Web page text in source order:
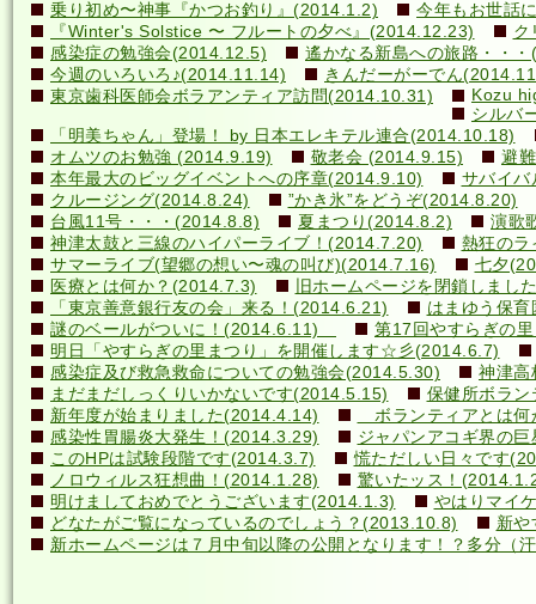
乗り初め〜神事『かつお釣り』(2014.1.2)
今年もお世話
『Winter's Solstice 〜 フルートの夕べ』(2014.12.23)
ク
感染症の勉強会(2014.12.5)
遙かなる新島への旅路・・
今週のいろいろ♪(2014.11.14)
きんだーがーでん
東京歯科医師会ボラアンティア訪問(2014.10.31)
Kozu
シルバ
「明美ちゃん」登場！ by 日本エレキテル連合(2014.10.18)
オムツのお勉強 (2014.9.19)
敬老会 (2014.9.15)
避
本年最大のビッグイベントへの序章(2014.9.10)
サバイ
クルージング(2014.8.24)
”かき氷”をどうぞ(2014.8.20)
台風11号・・・(2014.8.8)
夏まつり(2014.8.2)
演歌
神津太鼓と三線のハイパーライブ！(2014.7.20)
熱狂の
サマーライブ(望郷の想い〜魂の叫び)(2014.7.16)
七夕
医療とは何か？(2014.7.3)
旧ホームページを閉鎖しまし
「東京善意銀行友の会」来る！(2014.6.21)
はまゆう保
謎のベールがついに！(2014.6.11)
第17回やすらぎの
明日「やすらぎの里まつり」を開催します☆彡(2014.6.7)
感染症及び救急救命についての勉強会(2014.5.30)
神津高
まだまだしっくりいかないです(2014.5.15)
保健所ボラ
新年度が始まりました(2014.4.14)
ボランティアとは
感染性胃腸炎大発生！(2014.3.29)
ジャパンアコギ界の
このHPは試験段階です(2014.3.7)
慌ただしい日々です
ノロウィルス狂想曲！(2014.1.28)
驚いたッス！
明けましておめでとうございます(2014.1.3)
やはりマイ
どなたがご覧になっているのでしょう？(2013.10.8)
新や
新ホームページは７月中旬以降の公開となります！？多分